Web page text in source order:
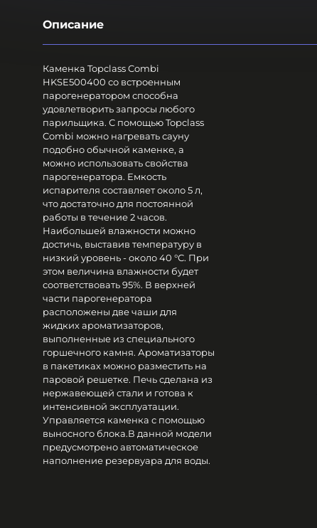
Описание
Каменка Topclass Combi
HKSE500400 со встроенным
парогенератором способна
удовлетворить запросы любого
парильщика. С помощью Topclass
Combi можно нагревать сауну
подобно обычной каменке, а
можно использовать свойства
парогенератора. Емкость
испарителя составляет около 5 л,
что достаточно для постоянной
работы в течение 2 часов.
Наибольшей влажности можно
достичь, выставив температуру в
низкий уровень - около 40 °С. При
этом величина влажности будет
соответствовать 95%. В верхней
части парогенератора
расположены две чаши для
жидких ароматизаторов,
выполненные из специального
горшечного камня. Ароматизаторы
в пакетиках можно разместить на
паровой решетке. Печь сделана из
нержавеющей стали и готова к
интенсивной эксплуатации.
Управляется каменка с помощью
выносного блока.В данной модели
предусмотрено автоматическое
наполнение резервуара для воды.